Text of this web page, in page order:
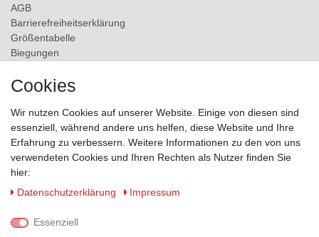
AGB
Barrierefreiheitserklärung
Größentabelle
Biegungen
Kontakt
ZAHLUNGSMÖGLICHKEITEN
Cookies
Wir nutzen Cookies auf unserer Website. Einige von diesen sind
essenziell, während andere uns helfen, diese Website und Ihre
Erfahrung zu verbessern. Weitere Informationen zu den von uns
verwendeten Cookies und Ihren Rechten als Nutzer finden Sie
hier:
Daten­schutz­erklärung
Impressum
Essenziell